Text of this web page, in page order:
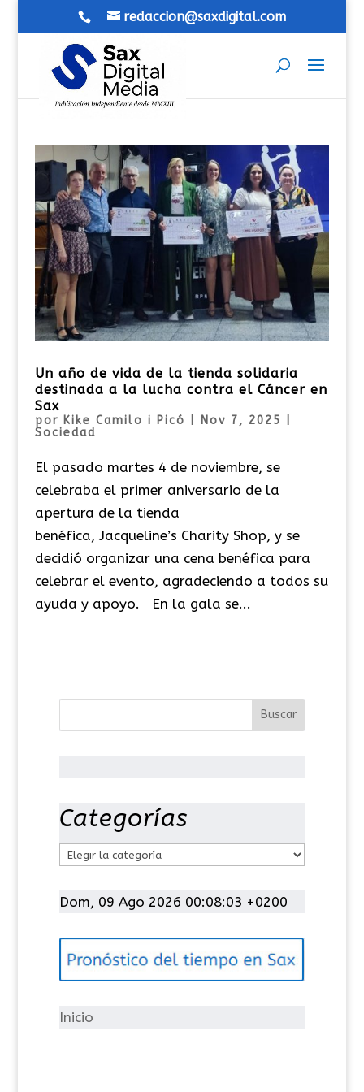
redaccion@saxdigital.com
Un año de vida de la tienda solidaria
destinada a la lucha contra el Cáncer en
Sax
por Kike Camilo i Picó Nov 7, 2025
Sociedad
El pasado martes 4 de noviembre, se
celebraba el primer aniversario de la
apertura de la tienda
benéfica, Jacqueline’s Charity Shop, y se
decidió organizar una cena benéfica para
celebrar el evento, agradeciendo a todos su
ayuda y apoyo. En la gala se...
Categorías
t
g
í
Dom, 09 Ago 2026 00:08:04 +0200
Inicio